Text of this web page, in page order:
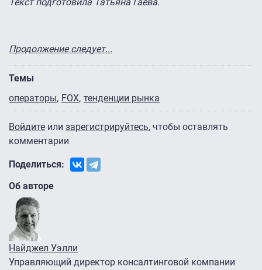
Продолжение следует...
Темы
операторы FOX тенденции рынка
Войдите или зарегистрируйтесь, чтобы оставлять
комментарии
Поделиться:
Об авторе
Найджел Уэлли
Управляющий директор консалтинговой компании